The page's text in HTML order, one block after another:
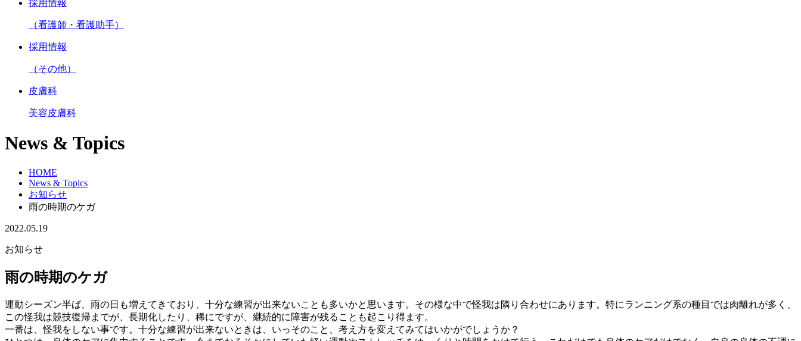
採用情報
（看護師・看護助手）
採用情報
（その他）
皮膚科
美容皮膚科
News & Topics
HOME
News & Topics
お知らせ
雨の時期のケガ
2022.05.19
お知らせ
雨の時期のケガ
運動シーズン半ば、雨の日も増えてきており、十分な練習が出来ないことも多いかと思います。その様な中で怪我は隣り合わせにあります。特にランニング系の種目では肉離れが多く、
この怪我は競技復帰までが、長期化したり、稀にですが、継続的に障害が残ることも起こり得ます。
一番は、怪我をしない事です。十分な練習が出来ないときは、いっそのこと、考え方を変えてみてはいかがでしょうか？